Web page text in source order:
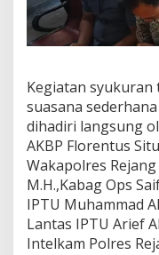
Kegiatan
suasana
dihadiri langsung
AKBP Florentus
Wakapolres
M.H.,Kabag Ops
IPTU Muhammad
Lantas IPTU Arief
Intelkam Polres